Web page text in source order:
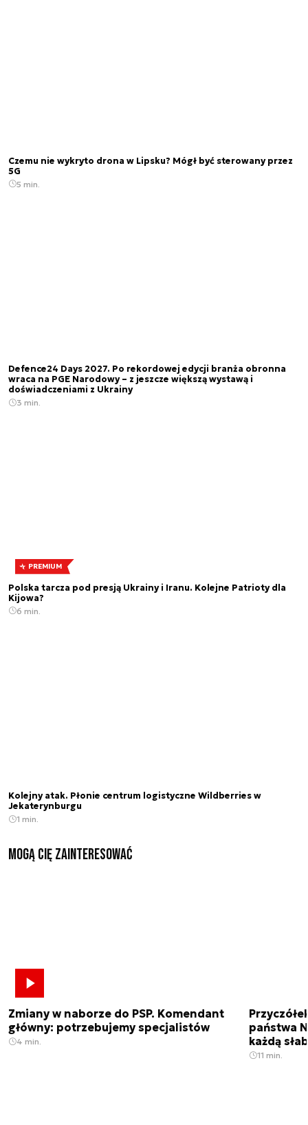
Czemu nie wykryto drona w Lipsku? Mógł być sterowany przez
5G
5 min.
Defence24 Days 2027. Po rekordowej edycji branża obronna
wraca na PGE Narodowy – z jeszcze większą wystawą i
doświadczeniami z Ukrainy
3 min.
PREMIUM
Polska tarcza pod presją Ukrainy i Iranu. Kolejne Patrioty dla
Kijowa?
6 min.
Kolejny atak. Płonie centrum logistyczne Wildberries w
Jekaterynburgu
1 min.
Mogą Cię zainteresować
Zmiany w naborze do PSP. Komendant
główny: potrzebujemy specjalistów
4 min.
państwa
każdą
11 min.